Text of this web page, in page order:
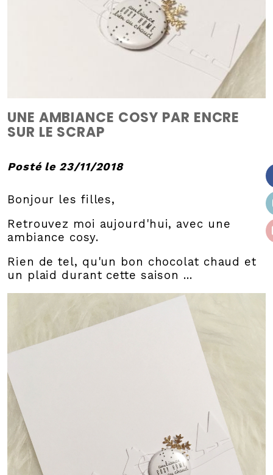
UNE AMBIANCE COSY PAR ENCRE
SUR LE SCRAP
Posté le 23/11/2018
Bonjour les filles,
Retrouvez moi aujourd'hui, avec une
ambiance cosy.
Rien de tel, qu'un bon chocolat chaud et
un plaid durant cette saison ...